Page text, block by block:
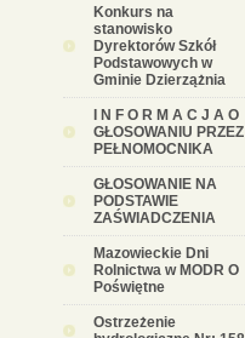
Konkurs na
stanowisko
Dyrektorów Szkół
Podstawowych w
Gminie Dzierzążnia
I N F O R M A C J A O
GŁOSOWANIU PRZEZ
PEŁNOMOCNIKA
GŁOSOWANIE NA
PODSTAWIE
ZAŚWIADCZENIA
Mazowieckie Dni
Rolnictwa w MODR O
Poświętne
Ostrzeżenie